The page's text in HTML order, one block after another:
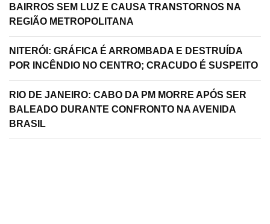
BAIRROS SEM LUZ E CAUSA TRANSTORNOS NA
REGIÃO METROPOLITANA
NITERÓI: GRÁFICA É ARROMBADA E DESTRUÍDA
POR INCÊNDIO NO CENTRO; CRACUDO É SUSPEITO
RIO DE JANEIRO: CABO DA PM MORRE APÓS SER
BALEADO DURANTE CONFRONTO NA AVENIDA
BRASIL